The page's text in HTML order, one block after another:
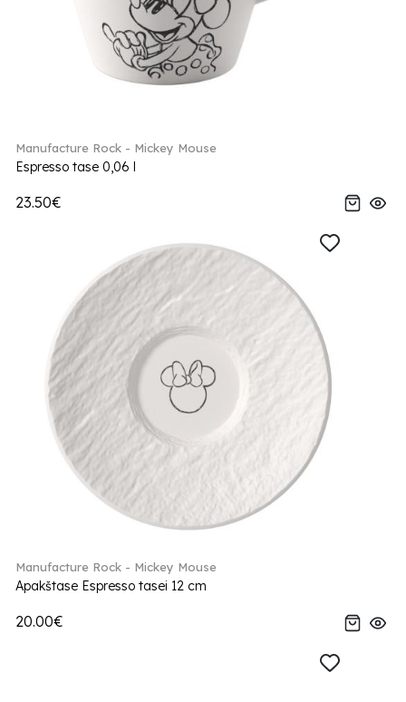
Manufacture Rock - Mickey Mouse
Espresso tase 0,06 l
23.50€
Manufacture Rock - Mickey Mouse
Apakštase Espresso tasei 12 cm
20.00€